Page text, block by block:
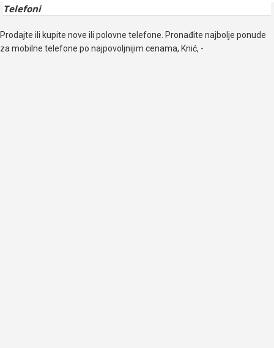
Telefoni
Prodajte ili kupite nove ili polovne telefone. Pronađite najbolje ponude
za mobilne telefone po najpovoljnijim cenama, Knić, -